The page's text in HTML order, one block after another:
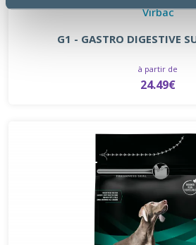
Virbac
G1 - GASTRO DIGESTIVE
à partir de
24.49€